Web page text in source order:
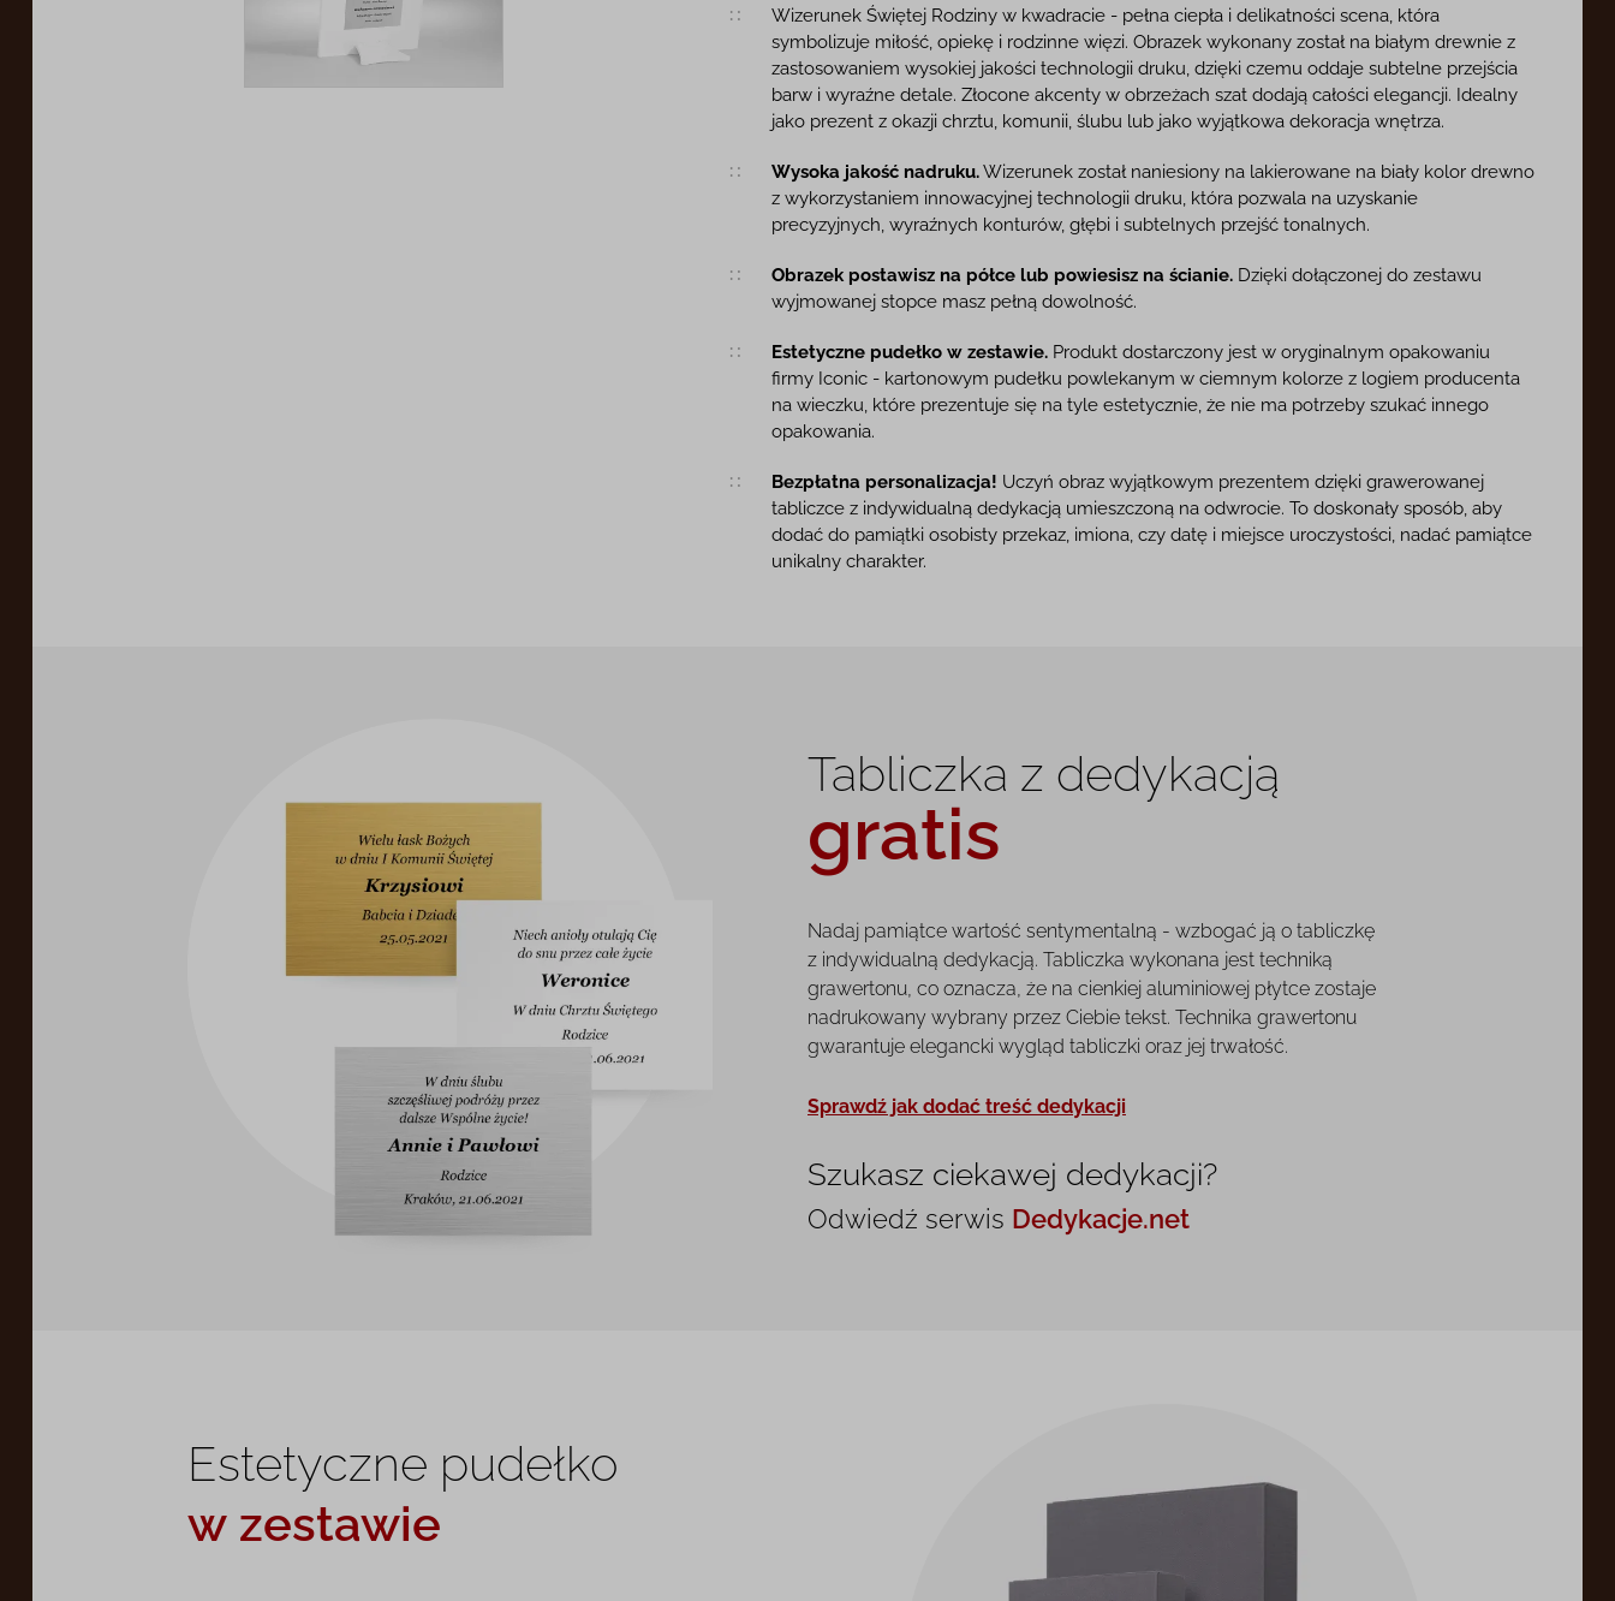
Opis produktu
Wizerunek Świętej Rodziny w kwadracie - pełna ciepła i delikatności scena, która
symbolizuje miłość, opiekę i rodzinne więzi. Obrazek wykonany został na białym drewnie z
zastosowaniem wysokiej jakości technologii druku, dzięki czemu oddaje subtelne przejścia
barw i wyraźne detale. Złocone akcenty w obrzeżach szat dodają całości elegancji. Idealny
jako prezent z okazji chrztu, komunii, ślubu lub jako wyjątkowa dekoracja wnętrza.
Wysoka jakość nadruku.Wizerunek został naniesiony na lakierowane na biały kolor drewno
z wykorzystaniem innowacyjnej technologii druku, która pozwala na uzyskanie
precyzyjnych, wyraźnych konturów, głębi i subtelnych przejść tonalnych.
Obrazek postawisz na półce lub powiesisz na ścianie. Dzięki dołączonej do zestawu
wyjmowanej stopce masz pełną dowolność.
Estetyczne pudełko w zestawie. Produkt dostarczony jest w oryginalnym opakowaniu
firmy Iconic - kartonowym pudełku powlekanym w ciemnym kolorze z logiem producenta
na wieczku, które prezentuje się na tyle estetycznie, że nie ma potrzeby szukać innego
opakowania.
Bezpłatna personalizacja! Uczyń obraz wyjątkowym prezentem dzięki grawerowanej
tabliczce z indywidualną dedykacją umieszczoną na odwrocie. To doskonały sposób, aby
dodać do pamiątki osobisty przekaz, imiona, czy datę i miejsce uroczystości, nadać pamiątce
unikalny charakter.
Tabliczka z dedykacją
gratis
Nadaj pamiątce wartość sentymentalną - wzbogać ją o tabliczkę
z indywidualną dedykacją. Tabliczka wykonana jest techniką
grawertonu, co oznacza, że na cienkiej aluminiowej płytce zostaje
nadrukowany wybrany przez Ciebie tekst. Technika grawertonu
gwarantuje elegancki wygląd tabliczki oraz jej trwałość.
Sprawdź jak dodać treść dedykacji
Szukasz ciekawej dedykacji?
Odwiedź serwis Dedykacje.net
Estetyczne pudełko
w zestawie